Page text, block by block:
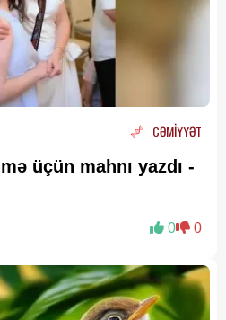
CƏMİYYƏT
üçün mahnı yazdı -
0 0